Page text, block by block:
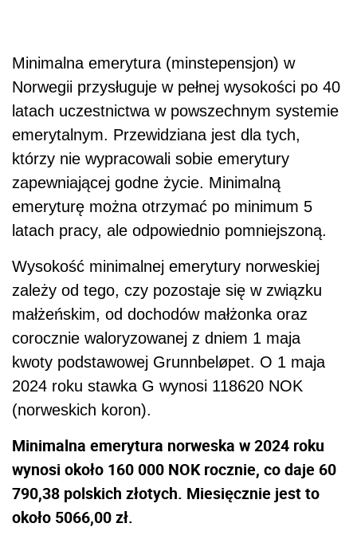
Minimalna emerytura (minstepensjon) w
Norwegii przysługuje w pełnej wysokości po 40
latach uczestnictwa w powszechnym systemie
emerytalnym. Przewidziana jest dla tych,
którzy nie wypracowali sobie emerytury
zapewniającej godne życie. Minimalną
emeryturę można otrzymać po minimum 5
latach pracy, ale odpowiednio pomniejszoną.
Wysokość minimalnej emerytury norweskiej
zależy od tego, czy pozostaje się w związku
małżeńskim, od dochodów małżonka oraz
corocznie waloryzowanej z dniem 1 maja
kwoty podstawowej Grunnbeløpet. O 1 maja
2024 roku stawka G wynosi 118620 NOK
(norweskich koron).
Minimalna emerytura norweska w 2024 roku
wynosi około 160 000 NOK rocznie, co daje 60
790,38 polskich złotych. Miesięcznie jest to
około 5066,00 zł.